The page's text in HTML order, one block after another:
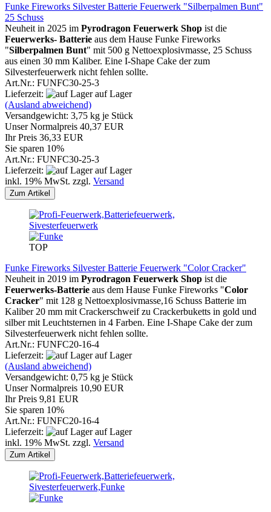
Funke Fireworks Silvester Batterie Feuerwerk "Silberpalmen Bunt"
25 Schuss
Neuheit in 2025 im Pyrodragon Feuerwerk Shop ist die
Feuerwerks- Batterie aus dem Hause Funke Fireworks
"Silberpalmen Bunt" mit 500 g Nettoexplosivmasse, 25 Schuss
aus einen 30 mm Kaliber. Eine I-Shape Cake der zum
Silvesterfeuerwerk nicht fehlen sollte.
Art.Nr.: FUNFC30-25-3
Lieferzeit:
auf Lager
(Ausland abweichend)
Versandgewicht: 3,75 kg je Stück
Unser Normalpreis 40,37 EUR
Ihr Preis 36,33 EUR
Sie sparen 10%
Art.Nr.: FUNFC30-25-3
Lieferzeit:
auf Lager
inkl. 19% MwSt. zzgl. Versand
Zum Artikel
TOP
Funke Fireworks Silvester Batterie Feuerwerk "Color Cracker"
Neuheit in 2019 im Pyrodragon Feuerwerk Shop ist die
Feuerwerks-Batterie aus dem Hause Funke Fireworks "Color
Cracker" mit 128 g Nettoexplosivmasse,16 Schuss Batterie im
Kaliber 20 mm mit Crackerschweif zu Crackerbuketts in gold und
silber mit Leuchtsternen in 4 Farben. Eine I-Shape Cake der zum
Silvesterfeuerwerk nicht fehlen sollte.
Art.Nr.: FUNFC20-16-4
Lieferzeit:
auf Lager
(Ausland abweichend)
Versandgewicht: 0,75 kg je Stück
Unser Normalpreis 10,90 EUR
Ihr Preis 9,81 EUR
Sie sparen 10%
Art.Nr.: FUNFC20-16-4
Lieferzeit:
auf Lager
inkl. 19% MwSt. zzgl. Versand
Zum Artikel